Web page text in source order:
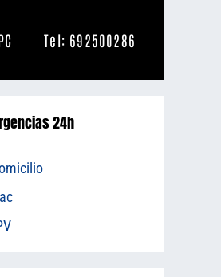
Tel: 692500286
24h